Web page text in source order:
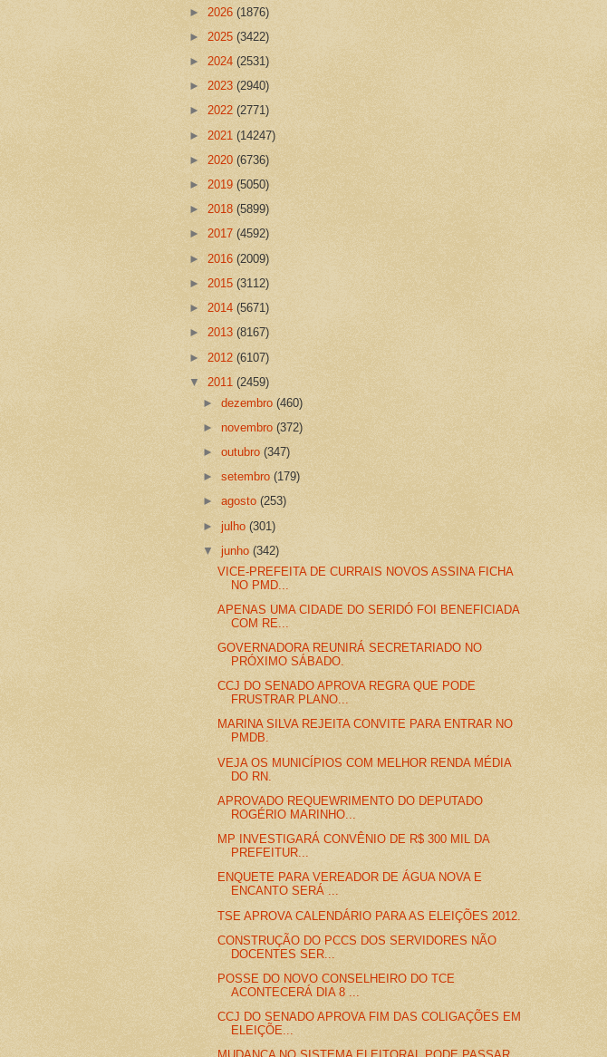
► 2026 (1876)
► 2025 (3422)
► 2024 (2531)
► 2023 (2940)
► 2022 (2771)
► 2021 (14247)
► 2020 (6736)
► 2019 (5050)
► 2018 (5899)
► 2017 (4592)
► 2016 (2009)
► 2015 (3112)
► 2014 (5671)
► 2013 (8167)
► 2012 (6107)
▼ 2011 (2459)
►dezembro(460)
►novembro(372)
►outubro(347)
►setembro(179)
►agosto(253)
►julho(301)
▼junho(342)
VICE-PREFEITA DE CURRAIS NOVOS ASSINA FICHA
NO PMD...
APENAS UMA CIDADE DO SERIDÓ FOI BENEFICIADA
COM RE...
GOVERNADORA REUNIRÁ SECRETARIADO NO
PRÓXIMO SÁBADO.
CCJ DO SENADO APROVA REGRA QUE PODE
FRUSTRAR PLANO...
MARINA SILVA REJEITA CONVITE PARA ENTRAR NO
PMDB.
VEJA OS MUNICÍPIOS COM MELHOR RENDA MÉDIA
DO RN.
APROVADO REQUEWRIMENTO DO DEPUTADO
ROGÉRIO MARINHO...
MP INVESTIGARÁ CONVÊNIO DE R$ 300 MIL DA
PREFEITUR...
ENQUETE PARA VEREADOR DE ÁGUA NOVA E
ENCANTO SERÁ ...
TSE APROVA CALENDÁRIO PARA AS ELEIÇÕES 2012.
CONSTRUÇÃO DO PCCS DOS SERVIDORES NÃO
DOCENTES SER...
POSSE DO NOVO CONSELHEIRO DO TCE
ACONTECERÁ DIA 8 ...
CCJ DO SENADO APROVA FIM DAS COLIGAÇÕES EM
ELEIÇÕE...